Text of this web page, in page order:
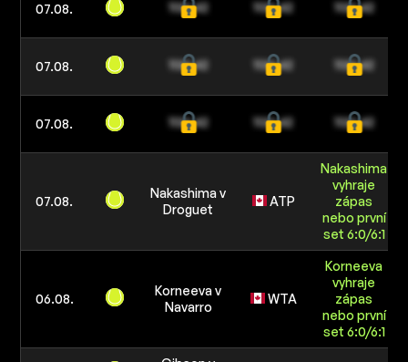
07.08.
07.08.
07.08.
07.08.
Nakashima v
Droguet
ATP
Nakashima
vyhraje
zápas
nebo první
set 6:0/6:1
06.08.
Korneeva v
Navarro
WTA
Korneeva
vyhraje
zápas
nebo první
set 6:0/6:1